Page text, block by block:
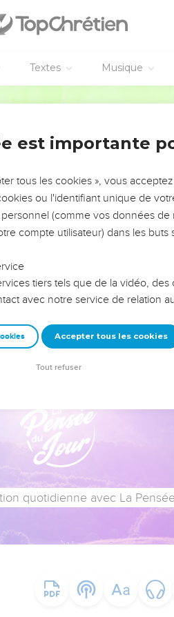
Textes Musique
ou leur vision. Mais on voit
alors même que ce sont
sur les erreurs
afin que leurs erreurs
un groupe ou une famille,
quotidienne avec La
est importante
tous les cookies », vous
ou l'identifiant unique de
(comme vos données de
compte utilisateur) dans les buts
tiers tels que de la vidéo,
avec notre service de relation
Accepter tous les cookies
Tout refuser